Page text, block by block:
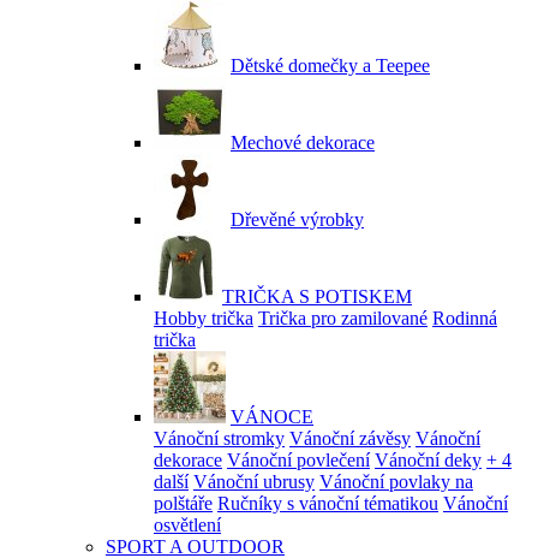
Dětské domečky a Teepee
Mechové dekorace
Dřevěné výrobky
TRIČKA S POTISKEM
Hobby trička Trička pro zamilované Rodinná
trička
VÁNOCE
Vánoční stromky Vánoční závěsy Vánoční
dekorace Vánoční povlečení Vánoční deky + 4
další Vánoční ubrusy Vánoční povlaky na
polštáře Ručníky s vánoční tématikou Vánoční
osvětlení
SPORT A OUTDOOR